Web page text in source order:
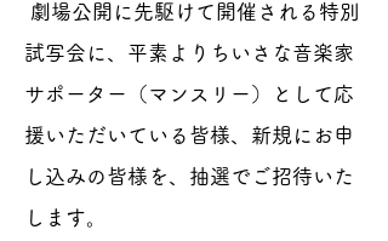
劇場公開に先駆けて開催される特別
試写会に、平素よりちいさな音楽家
サポーター（マンスリー）として応
援いただいている皆様、新規にお申
し込みの皆様を、抽選でご招待いた
します。